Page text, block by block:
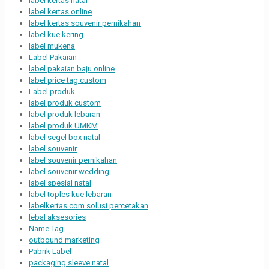
label kertas online
label kertas souvenir pernikahan
label kue kering
label mukena
Label Pakaian
label pakaian baju online
label price tag custom
Label produk
label produk custom
label produk lebaran
label produk UMKM
label segel box natal
label souvenir
label souvenir pernikahan
label souvenir wedding
label spesial natal
label toples kue lebaran
labelkertas.com solusi percetakan
lebal aksesories
Name Tag
outbound marketing
Pabrik Label
packaging sleeve natal